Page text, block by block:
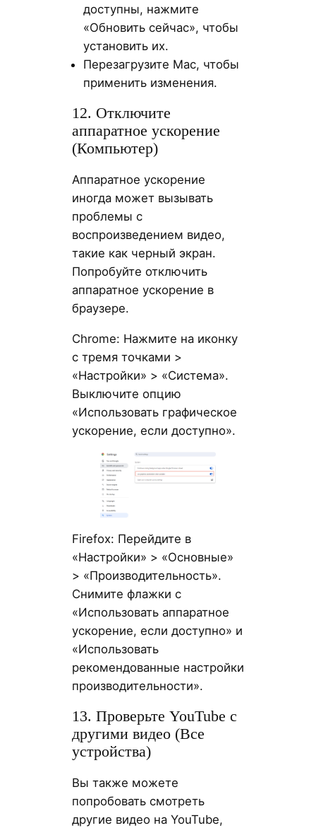
доступны, нажмите
«Обновить сейчас», чтобы
установить их.
Перезагрузите Mac, чтобы
применить изменения.
12. Отключите
аппаратное ускорение
(Компьютер)
Аппаратное ускорение
иногда может вызывать
проблемы с
воспроизведением видео,
такие как черный экран.
Попробуйте отключить
аппаратное ускорение в
браузере.
Chrome: Нажмите на иконку
с тремя точками >
«Настройки» > «Система».
Выключите опцию
«Использовать графическое
ускорение, если доступно».
Firefox: Перейдите в
«Настройки» > «Основные»
> «Производительность».
Снимите флажки с
«Использовать аппаратное
ускорение, если доступно» и
«Использовать
рекомендованные настройки
производительности».
13. Проверьте YouTube с
другими видео (Все
устройства)
Вы также можете
попробовать смотреть
другие видео на YouTube,